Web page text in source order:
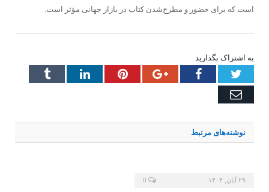
است که برای حضور و مطرح‌شدن کتاب در بازار جهانی مؤثر است.
به اشتراک بگذارید
Twitter
Facebook
Google+
Pinterest
LinkedIn
Tumblr
Email
نوشته‌های مرتبط
۲۹ آبان, ۱۴۰۴